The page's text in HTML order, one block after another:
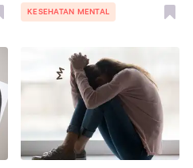
KESEHATAN MENTAL